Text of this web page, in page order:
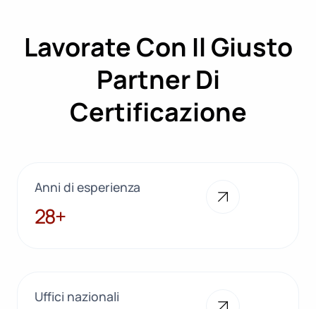
Lavorate Con Il Giusto
Partner Di
Certificazione
Anni di esperienza
28+
28+
Uffici nazionali